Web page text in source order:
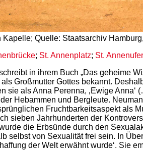
Kapelle; Quelle: Staatsarchiv
; St. Annenplatz; St. Annenufer
in ihrem Buch „Das geheime
Großmutter Gottes bekannt.
sie als Anna Perenna, ‚Ewige
Hebammen und Bergleute.
Fruchtbarkeitsaspekt als
sieben Jahrhunderten der
die Erbsünde durch den
selbst von Sexualität frei sein. In
der Welt erwähnt wurde‘. Sie